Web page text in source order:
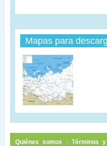
Mapas para
Quiénes somos - Términos